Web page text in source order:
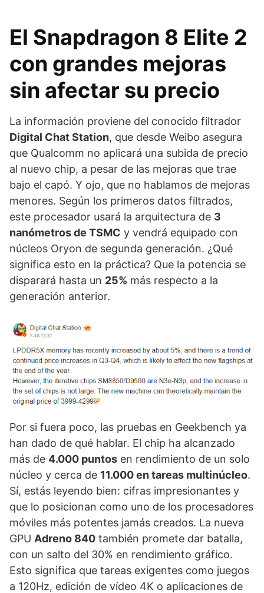
El Snapdragon 8 Elite 2
con grandes mejoras
sin afectar su precio
La información proviene del conocido filtrador
Digital Chat Station, que desde Weibo asegura
que Qualcomm no aplicará una subida de precio
al nuevo chip, a pesar de las mejoras que trae
bajo el capó. Y ojo, que no hablamos de mejoras
menores. Según los primeros datos filtrados,
este procesador usará la arquitectura de 3
nanómetros de TSMC y vendrá equipado con
núcleos Oryon de segunda generación. ¿Qué
significa esto en la práctica? Que la potencia se
disparará hasta un 25% más respecto a la
generación anterior.
Por si fuera poco, las pruebas en Geekbench ya
han dado de qué hablar. El chip ha alcanzado
más de 4.000 puntos en rendimiento de un solo
núcleo y cerca de 11.000 en tareas multinúcleo.
Sí, estás leyendo bien: cifras impresionantes y
que lo posicionan como uno de los procesadores
móviles más potentes jamás creados. La nueva
GPU Adreno 840 también promete dar batalla,
con un salto del 30% en rendimiento gráfico.
Esto significa que tareas exigentes como juegos
a 120Hz, edición de vídeo 4K o aplicaciones de